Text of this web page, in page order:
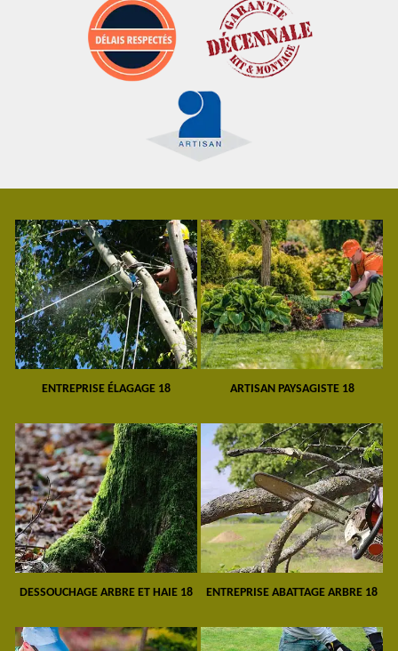
ENTREPRISE ÉLAGAGE 18 ARTISAN PAYSAGISTE 18
DESSOUCHAGE ARBRE ET HAIE 18 ENTREPRISE ABATTAGE ARBRE 18